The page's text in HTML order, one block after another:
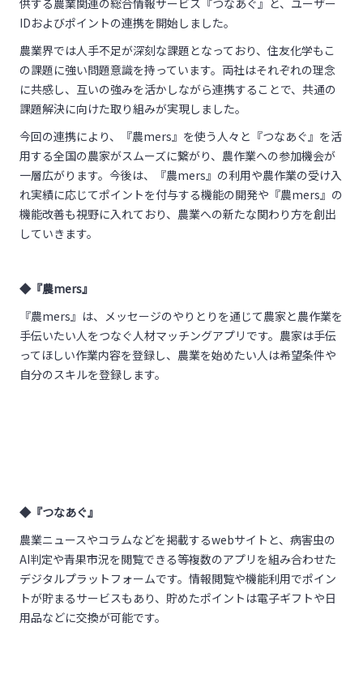
供する農業関連の総合情報サービス『つなあぐ』と、ユーザー
IDおよびポイントの連携を開始しました。
農業界では人手不足が深刻な課題となっており、住友化学もこ
の課題に強い問題意識を持っています。両社はそれぞれの理念
に共感し、互いの強みを活かしながら連携することで、共通の
課題解決に向けた取り組みが実現しました。
今回の連携により、『農mers』を使う人々と『つなあぐ』を活
用する全国の農家がスムーズに繋がり、農作業への参加機会が
一層広がります。今後は、『農mers』の利用や農作業の受け入
れ実績に応じてポイントを付与する機能の開発や『農mers』の
機能改善も視野に入れており、農業への新たな関わり方を創出
していきます。
◆『農mers』
『農mers』は、メッセージのやりとりを通じて農家と農作業を
手伝いたい人をつなぐ人材マッチングアプリです。農家は手伝
ってほしい作業内容を登録し、農業を始めたい人は希望条件や
自分のスキルを登録します。
◆『つなあぐ』
農業ニュースやコラムなどを掲載するwebサイトと、病害虫の
AI判定や青果市況を閲覧できる等複数のアプリを組み合わせた
デジタルプラットフォームです。情報閲覧や機能利用でポイン
トが貯まるサービスもあり、貯めたポイントは電子ギフトや日
用品などに交換が可能です。